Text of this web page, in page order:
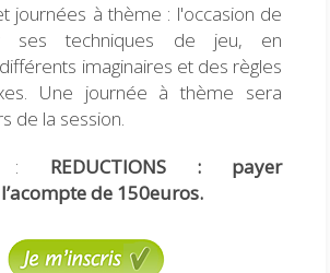
journées à thème : l'occasion de
ses techniques de jeu, en
imaginaires et des règles
Une journée à thème sera
de la session.
: REDUCTIONS : payer
de 150euros.